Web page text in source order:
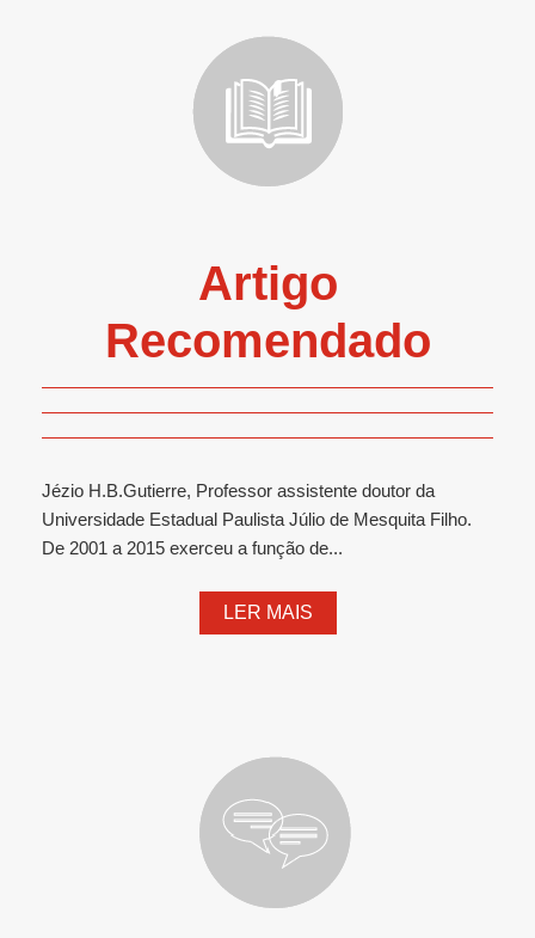
Artigo
Recomendado
Jézio H.B.Gutierre, Professor assistente doutor da
Universidade Estadual Paulista Júlio de Mesquita Filho.
De 2001 a 2015 exerceu a função de...
LER MAIS